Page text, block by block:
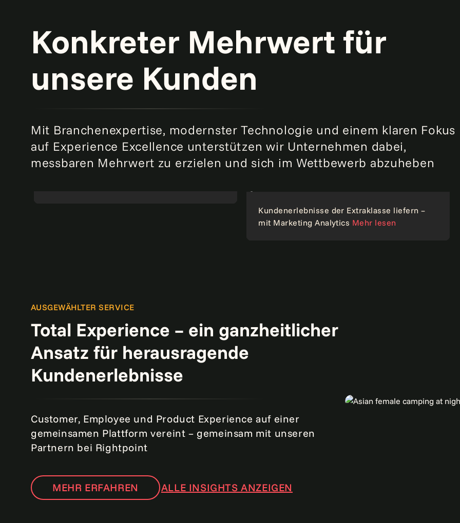
Konkreter Mehrwert für
unsere Kunden
Mit Branchenexpertise, modernster Technologie und einem klaren Fokus
auf Experience Excellence unterstützen wir Unternehmen dabei,
messbaren Mehrwert zu erzielen und sich im Wettbewerb abzuheben
Datacenter-Sicherheit mit Generative KI und
autonomen Robotern neu definiertMehr
Analytik
Kundenerlebnisse der Extraklasse liefern –
mit Marketing Analytics Mehr lesen
AUSGEWÄHLTER SERVICE
Total Experience – ein ganzheitlicher
Ansatz für herausragende
Kundenerlebnisse
Customer, Employee und Product Experience auf einer
gemeinsamen Plattform vereint – gemeinsam mit unseren
Partnern bei Rightpoint
MEHR ERFAHREN ALLE INSIGHTS ANZEIGEN